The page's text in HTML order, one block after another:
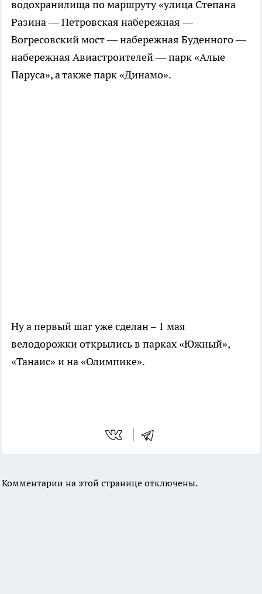
водохранилища по маршруту «улица Степана
Разина — Петровская набережная —
Вогресовский мост — набережная Буденного —
набережная Авиастроителей — парк «Алые
Паруса», а также парк «Динамо».
Ну а первый шаг уже сделан – 1 мая
велодорожки открылись в парках «Южный»,
«Танаис» и на «Олимпике».
Комментарии на этой странице отключены.